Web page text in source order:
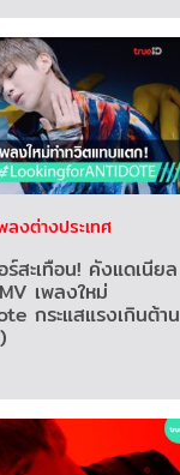
ลงต่างประเทศ
ร์สะเทือน! คังแดเนียล
เพลงใหม่
กระแสแรงเกินต้าน